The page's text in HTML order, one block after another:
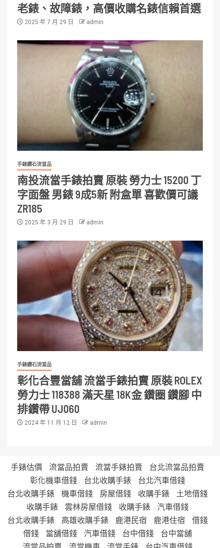
老錶、故障錶，高價收購名錶信賴首選
2025 年 7 月 29 日 admin
手錶鑽石流當品
南投流當手錶拍賣 原裝 勞力士 15200 丁
字面盤 男錶 9成5新 附盒單 喜歡價可議
ZR185
2025 年 3 月 29 日 admin
手錶鑽石流當品
彰化合豐當舖 流當手錶拍賣 原裝 ROLEX
勞力士 118388 滿天星 18K金 鑽圈 鑽腳 中
排鑽帶 UJ060
2024 年 11 月 12 日 admin
手錶估價 流當品拍賣 流當手錶拍賣
台北流當品拍賣
彰化機車借錢
台北收購手錶
台北汽車借錢
台北收購手錶
機車借錢 房屋借錢 收購手錶
土地借錢
收購手錶
雲林房屋借錢 收購手錶
汽車借錢
台北收購手錶
高雄收購手錶 鹿港民宿 鹿港住宿
借錢
借錢
當舖借錢 汽車借錢 台中借錢
台中當舖